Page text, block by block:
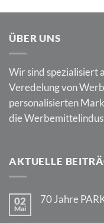
ÜBER UNS
Wir sind spezialisiert
Veredelung von
personalisierten
die
AKTUELLE
02
Mai
70 Jahre